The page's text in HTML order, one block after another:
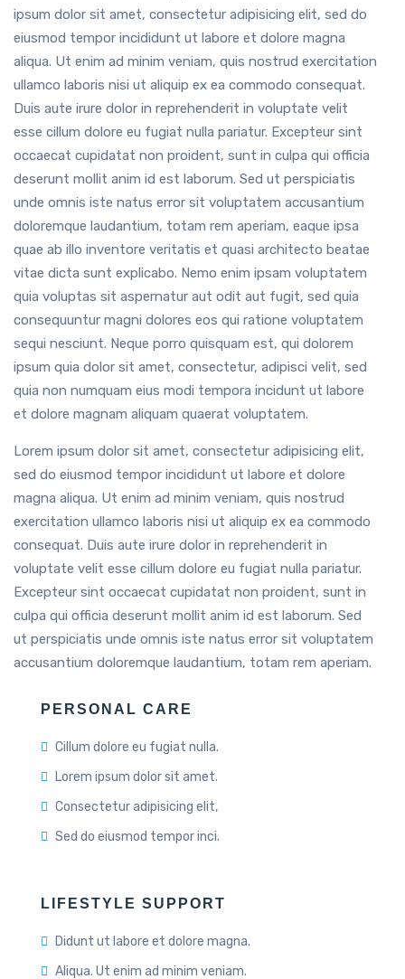
ipsum dolor sit amet, consectetur adipisicing elit, sed do
eiusmod tempor incididunt ut labore et dolore magna
aliqua. Ut enim ad minim veniam, quis nostrud exercitation
ullamco laboris nisi ut aliquip ex ea commodo consequat.
Duis aute irure dolor in reprehenderit in voluptate velit
esse cillum dolore eu fugiat nulla pariatur. Excepteur sint
occaecat cupidatat non proident, sunt in culpa qui officia
deserunt mollit anim id est laborum. Sed ut perspiciatis
unde omnis iste natus error sit voluptatem accusantium
doloremque laudantium, totam rem aperiam, eaque ipsa
quae ab illo inventore veritatis et quasi architecto beatae
vitae dicta sunt explicabo. Nemo enim ipsam voluptatem
quia voluptas sit aspernatur aut odit aut fugit, sed quia
consequuntur magni dolores eos qui ratione voluptatem
sequi nesciunt. Neque porro quisquam est, qui dolorem
ipsum quia dolor sit amet, consectetur, adipisci velit, sed
quia non numquam eius modi tempora incidunt ut labore
et dolore magnam aliquam quaerat voluptatem.
Lorem ipsum dolor sit amet, consectetur adipisicing elit,
sed do eiusmod tempor incididunt ut labore et dolore
magna aliqua. Ut enim ad minim veniam, quis nostrud
exercitation ullamco laboris nisi ut aliquip ex ea commodo
consequat. Duis aute irure dolor in reprehenderit in
voluptate velit esse cillum dolore eu fugiat nulla pariatur.
Excepteur sint occaecat cupidatat non proident, sunt in
culpa qui officia deserunt mollit anim id est laborum. Sed
ut perspiciatis unde omnis iste natus error sit voluptatem
accusantium doloremque laudantium, totam rem aperiam.
PERSONAL CARE
Cillum dolore eu fugiat nulla.
Lorem ipsum dolor sit amet.
Consectetur adipisicing elit,
Sed do eiusmod tempor inci.
LIFESTYLE SUPPORT
Didunt ut labore et dolore magna.
Aliqua. Ut enim ad minim veniam.